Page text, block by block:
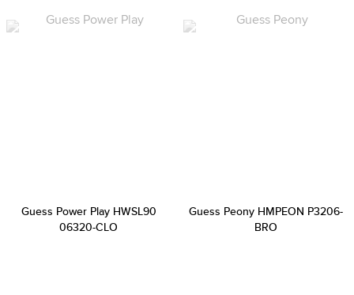
Guess Power Play HWSL90
06320-CLO
Guess Peony HMPEON P3206-
BRO